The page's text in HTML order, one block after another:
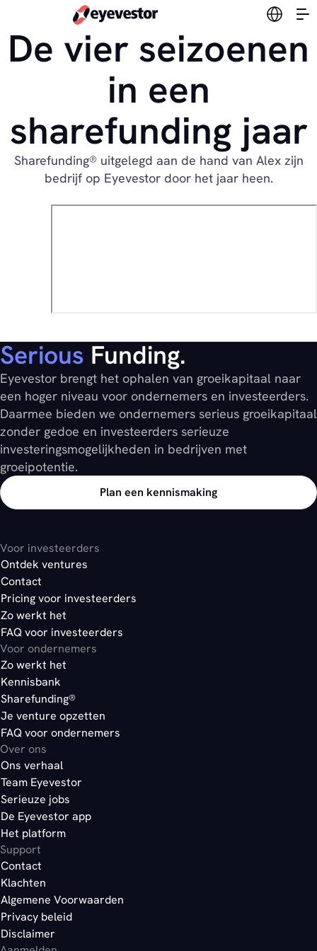
De vier seizoenen
in een
sharefunding jaar
Sharefunding® uitgelegd aan de hand van Alex zijn
bedrijf op Eyevestor door het jaar heen.
Serious Funding.
Eyevestor brengt het ophalen van groeikapitaal naar
een hoger niveau voor ondernemers en investeerders.
Daarmee bieden we ondernemers serieus groeikapitaal
zonder gedoe en investeerders serieuze
investeringsmogelijkheden in bedrijven met
groeipotentie.
Plan een kennismaking
Voor investeerders
Ontdek ventures
Contact
Pricing voor investeerders
Zo werkt het
FAQ voor investeerders
Voor ondernemers
Zo werkt het
Kennisbank
Sharefunding®
Je venture opzetten
FAQ voor ondernemers
Over ons
Ons verhaal
Team Eyevestor
Serieuze jobs
De Eyevestor app
Het platform
Support
Contact
Klachten
Algemene Voorwaarden
Privacy beleid
Disclaimer